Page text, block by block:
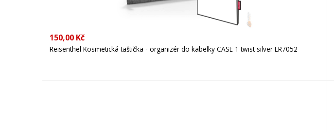
150,00 Kč
Reisenthel Kosmetická taštička - organizér do kabelky CASE 1 twist silver LR7052